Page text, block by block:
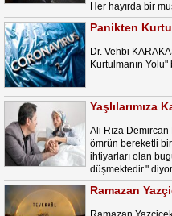
Her hayırda bir
Panikten
Dr. Vehbi
Kurtulmanın Yolu"
Yaşlılarımıza
Ali Rıza Demircan
ömrün bereketli
ihtiyarları olan
düşmektedir."
Ramazan